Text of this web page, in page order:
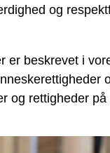
og
er beskrevet i
og rettigheder på